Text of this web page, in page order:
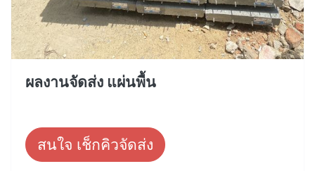
ผลงานจัดส่ง แผ่นพื้น
สนใจ เช็กคิวจัดส่ง